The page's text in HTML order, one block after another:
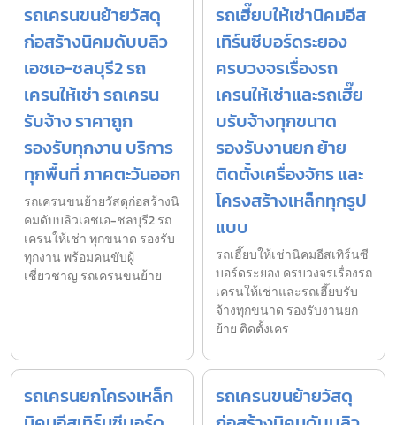
รถเครนขนย้ายวัสดุ
ก่อสร้างนิคมดับบลิว
เอชเอ-ชลบุรี2 รถ
เครนให้เช่า รถเครน
รับจ้าง ราคาถูก
รองรับทุกงาน บริการ
ทุกพื้นที่ ภาคตะวันออก
รถเครนขนย้ายวัสดุก่อสร้างนิ
คมดับบลิวเอชเอ-ชลบุรี2 รถ
เครนให้เช่า ทุกขนาด รองรับ
ทุกงาน พร้อมคนขับผู้
เชี่ยวชาญ รถเครนขนย้าย
รถเฮี๊ยบให้เช่านิคมอีส
เทิร์นซีบอร์ดระยอง
ครบวงจรเรื่องรถ
เครนให้เช่าและรถเฮี๊ย
บรับจ้างทุกขนาด
รองรับงานยก ย้าย
ติดตั้งเครื่องจักร และ
โครงสร้างเหล็กทุกรูป
แบบ
รถเฮี๊ยบให้เช่านิคมอีสเทิร์นซี
บอร์ดระยอง ครบวงจรเรื่องรถ
เครนให้เช่าและรถเฮี๊ยบรับ
จ้างทุกขนาด รองรับงานยก
ย้าย ติดตั้งเคร
รถเครนยกโครงเหล็ก
รถเครนขนย้ายวัสดุ